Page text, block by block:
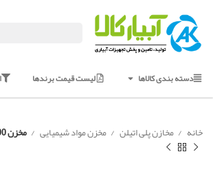
دسته بندی کالاها لیست قیمت برندها
خانه مخازن پلی اتیلن مخزن مواد شیمیایی مخزن 300 لیتری کلرزنی طبرستان